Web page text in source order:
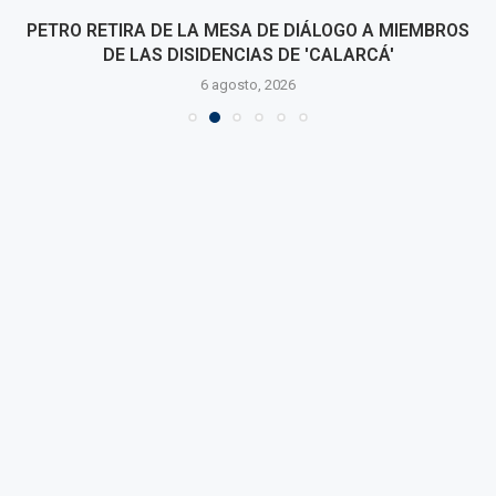
PETRO RETIRA DE LA MESA DE DIÁLOGO A MIEMBROS
DE LAS DISIDENCIAS DE 'CALARCÁ'
6 agosto, 2026